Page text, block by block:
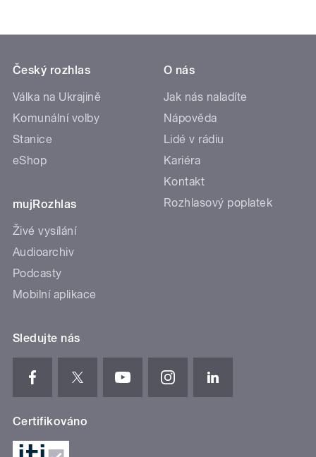
Český rozhlas
Válka na Ukrajině
Komunální volby
Stanice
eShop
mujRozhlas
Živé vysílání
Audioarchiv
Podcasty
Mobilní aplikace
O nás
Jak nás naladíte
Nápověda
Lidé v rádiu
Kariéra
Kontakt
Rozhlasový poplatek
Sledujte nás
Certifikováno